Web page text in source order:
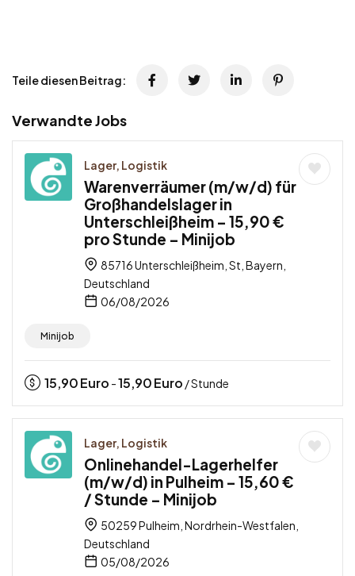
Teile diesen Beitrag:
Verwandte Jobs
Lager, Logistik
Warenverräumer (m/w/d) für
Großhandelslager in
Unterschleißheim – 15,90 €
pro Stunde – Minijob
85716 Unterschleißheim, St, Bayern,
Deutschland
06/08/2026
Minijob
15,90Euro -15,90Euro / Stunde
Lager, Logistik
Onlinehandel-Lagerhelfer
(m/w/d) in Pulheim – 15,60 €
/ Stunde – Minijob
50259 Pulheim, Nordrhein-Westfalen,
Deutschland
05/08/2026